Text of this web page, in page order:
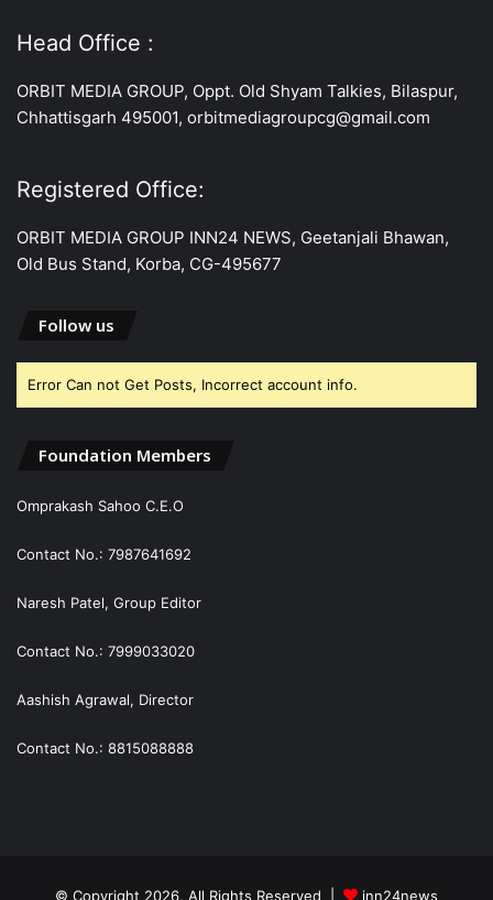
Head Office :
ORBIT MEDIA GROUP, Oppt. Old Shyam Talkies, Bilaspur,
Chhattisgarh 495001, orbitmediagroupcg@gmail.com
Registered Office:
ORBIT MEDIA GROUP INN24 NEWS, Geetanjali Bhawan,
Old Bus Stand, Korba, CG-495677
Follow us
Error Can not Get Posts, Incorrect account info.
Foundation Members
Omprakash Sahoo C.E.O
Contact No.: 7987641692
Naresh Patel, Group Editor
Contact No.: 7999033020
Aashish Agrawal, Director
Contact No.: 8815088888
© Copyright 2026, All Rights Reserved | inn24news